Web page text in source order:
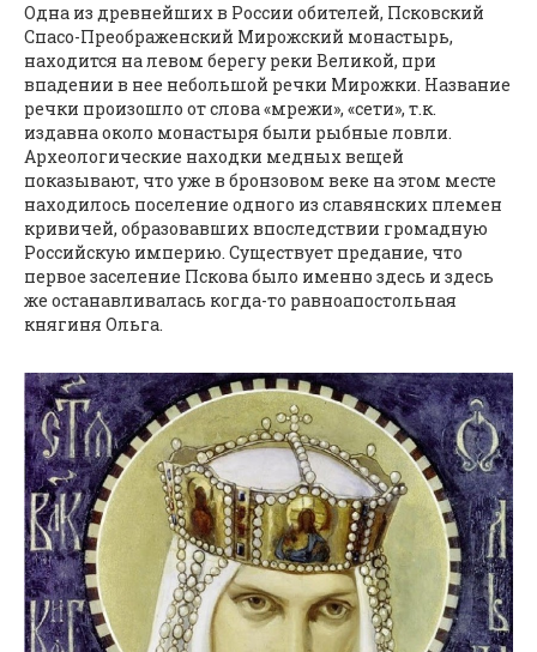
Одна из древнейших в России обителей, Псковский
Спасо-Преображенский Мирожский монастырь,
находится на левом берегу реки Великой, при
впадении в нее небольшой речки Мирожки. Название
речки произошло от слова «мрежи», «сети», т.к.
издавна около монастыря были рыбные ловли.
Археологические находки медных вещей
показывают, что уже в бронзовом веке на этом месте
находилось поселение одного из славянских племен
кривичей, образовавших впоследствии громадную
Российскую империю. Существует предание, что
первое заселение Пскова было именно здесь и здесь
же останавливалась когда-то равноапостольная
княгиня Ольга.